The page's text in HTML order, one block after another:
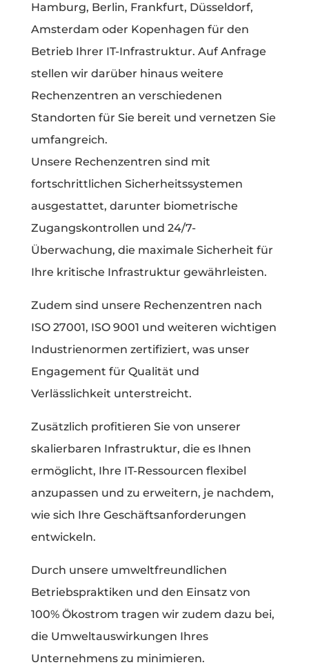
Hamburg, Berlin, Frankfurt, Düsseldorf,
Amsterdam oder Kopenhagen für den
Betrieb Ihrer IT-Infrastruktur. Auf Anfrage
stellen wir darüber hinaus weitere
Rechenzentren an verschiedenen
Standorten für Sie bereit und vernetzen Sie
umfangreich.
Unsere Rechenzentren sind mit
fortschrittlichen Sicherheitssystemen
ausgestattet, darunter biometrische
Zugangskontrollen und 24/7-
Überwachung, die maximale Sicherheit für
Ihre kritische Infrastruktur gewährleisten.
Zudem sind unsere Rechenzentren nach
ISO 27001, ISO 9001 und weiteren wichtigen
Industrienormen zertifiziert, was unser
Engagement für Qualität und
Verlässlichkeit unterstreicht.
Zusätzlich profitieren Sie von unserer
skalierbaren Infrastruktur, die es Ihnen
ermöglicht, Ihre IT-Ressourcen flexibel
anzupassen und zu erweitern, je nachdem,
wie sich Ihre Geschäftsanforderungen
entwickeln.
Durch unsere umweltfreundlichen
Betriebspraktiken und den Einsatz von
100% Ökostrom tragen wir zudem dazu bei,
die Umweltauswirkungen Ihres
Unternehmens zu minimieren.